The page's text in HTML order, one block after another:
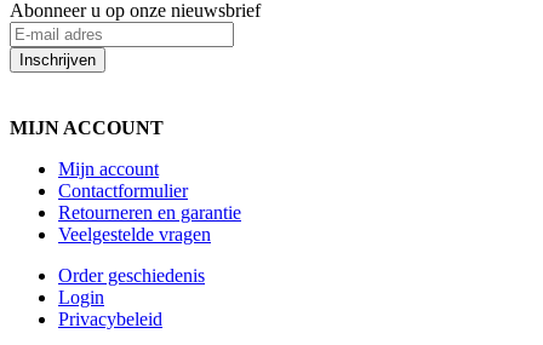
Abonneer u op onze nieuwsbrief
Inschrijven
MIJN ACCOUNT
Mijn account
Contactformulier
Retourneren en garantie
Veelgestelde vragen
Order geschiedenis
Login
Privacybeleid